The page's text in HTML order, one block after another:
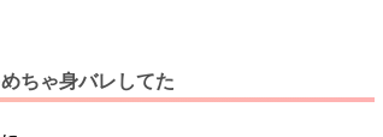
ちゃ身バレしてた